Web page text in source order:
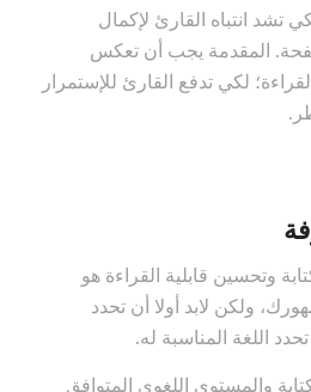
تشد انتباه القارئ لإكمال
المقدمة يجب أن تعكس
لكي تدفع القارئ للإستمرار
وتحسين قابلية القراءة هو
ولكن لابد أولا أن تحدد
اللغة المناسبة له.
والمستوى اللغوي المتوافق